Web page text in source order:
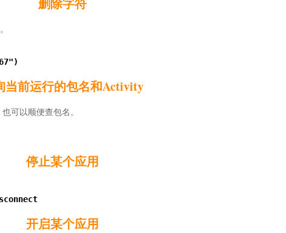
当前运行的包名和Activity
可以顺便查包名。
停止某个应用
开启某个应用